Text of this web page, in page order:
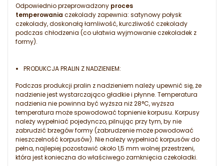
Odpowiednio przeprowadzony proces
temperowania czekolady zapewnia: satynowy połysk
czekolady, doskonałą łamliwość, kurczliwość czekolady
podczas chłodzenia (co ułatwia wyjmowanie czekoladek z
formy).
PRODUKCJA PRALIN Z NADZIENIEM:
Podczas produkcji pralin z nadzieniem należy upewnić się, że
nadzienie jest wystarczająco gładkie i płynne. Temperatura
nadzienia nie powinna być wyższa niż 28°C, wyższa
temperatura może spowodować topnienie korpusu. Korpusy
należy wypełniać pojedynczo, pilnując przy tym, by nie
zabrudzić brzegów formy (zabrudzenie może powodować
nieszczelność korpusów). Nie należy wypełniać korpusów do
pełna, najlepiej pozostawić około 1,5 mm wolnej przestrzeni,
która jest konieczna do właściwego zamknięcia czekoladki.